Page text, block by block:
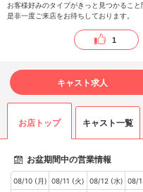
お客様好みのタイプがきっと見つかること
是非一度ご来店をお待ちしております。
1
キャスト求人
お店トップ キャスト一覧
お盆期間中の営業情報
08/10 (月) 08/11 (火) 08/12 (水) 08/